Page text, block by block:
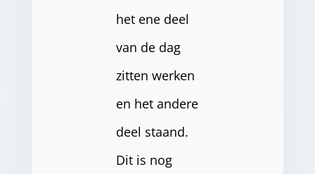
het ene deel
van de dag
zitten werken
en het andere
deel staand.
Dit is nog